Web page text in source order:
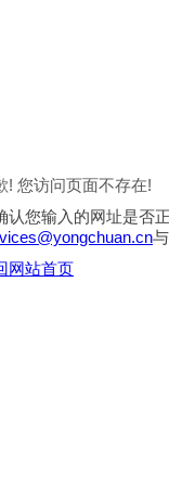
! 您访问页面不存在!
认您输入的网址是否
网站首页